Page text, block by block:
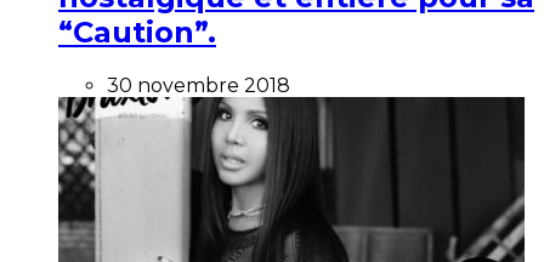
“Caution”.
30 novembre 2018